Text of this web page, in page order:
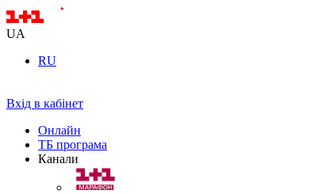
UA
RU
Вхід в кабінет
Онлайн
ТБ програма
Канали